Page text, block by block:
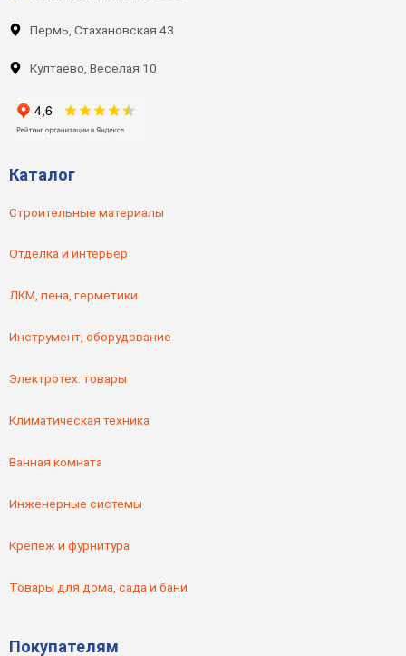
Пермь, Стахановская 43
Култаево, Веселая 10
Каталог
Строительные материалы
Отделка и интерьер
ЛКМ, пена, герметики
Инструмент, оборудование
Электротех. товары
Климатическая техника
Ванная комната
Инженерные системы
Крепеж и фурнитура
Товары для дома, сада и бани
Покупателям